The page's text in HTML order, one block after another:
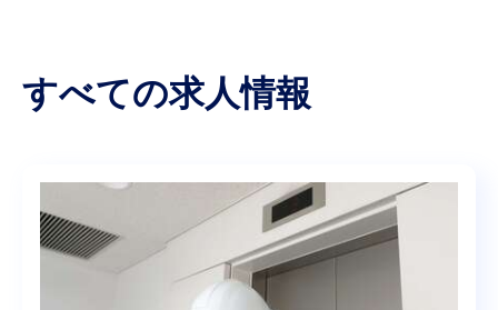
すべての求人情報